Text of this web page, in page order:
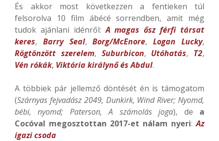
És akkor most következzen a fentieken túl
felsorolva 10 film ábécé sorrendben, amit még
tudok ajánlani idénről:A magas ősz férfi társat
keres, Barry Seal,Borg/McEnore,Logan Lucky,
Rögtönzött szerelem, Suburbicon, Utóhatás, T2,
Vén rókák, Viktória királynő és Abdul.
A többiek pár jellemző döntését én is támogatom
(Szárnyas fejvadász 2049, Dunkirk, Wind River; Nyomd,
bébi, nyomd; Paterson, A számolás joga), de a
Cocóval megosztottan 2017-et nálam nyeri:Az
igazi csoda